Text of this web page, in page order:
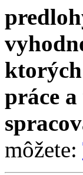
práce
môžete: